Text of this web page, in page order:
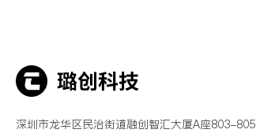
深圳市龙华区民治街道融创智汇大厦A座803-805